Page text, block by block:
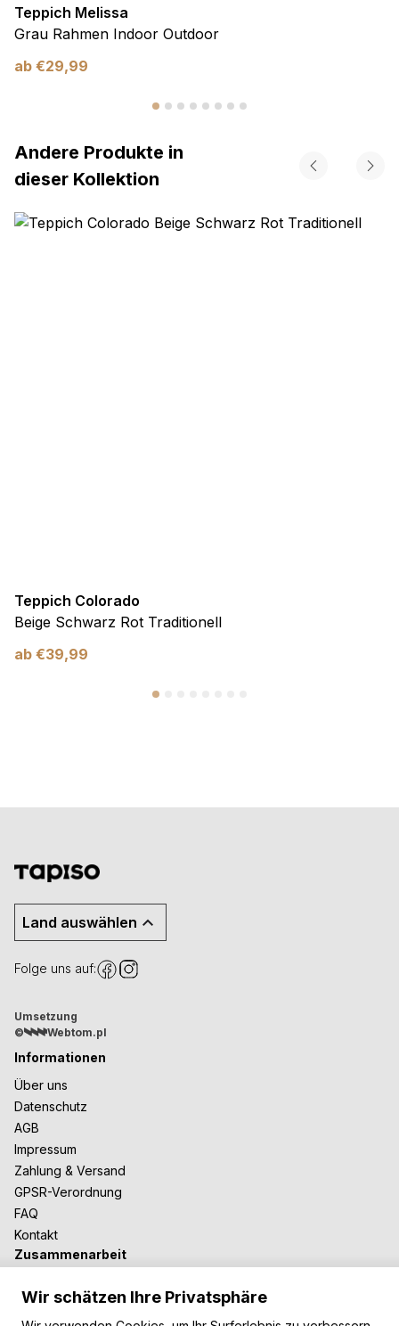
Teppich Melissa
Grau Rahmen Indoor Outdoor
ab €29,99
Andere Produkte in
dieser Kollektion
Teppich Colorado
Beige Schwarz Rot Traditionell
ab €39,99
Land auswählen
Folge uns auf:
Umsetzung
©
Webtom.pl
Informationen
Über uns
Datenschutz
AGB
Impressum
Zahlung & Versand
GPSR-Verordnung
FAQ
Kontakt
Zusammenarbeit
B2B-Zusammenarbeit
Unsere Teppiche
Wir schätzen Ihre Privatsphäre